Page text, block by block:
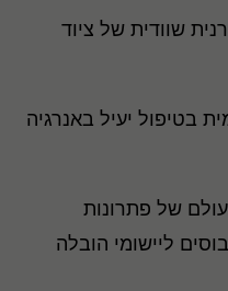
שוודית של ציוד
בטיפול יעיל באנרגיה
של פתרונות
ליישומי הובלה